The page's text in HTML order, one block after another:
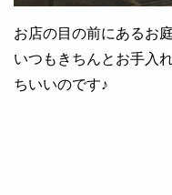
お店の目の前にあるお
いつもきちんとお手入
ちいいのです♪